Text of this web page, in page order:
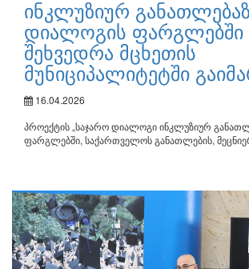
ინკლუზიურ
დიალოგის ფარგლებში
შეხვედრა მცხეთის
მუნიციპალიტეტში
16.04.2026
პროექტის „საჯარო დიალოგი ინკლუზიურ
ფარგლებში, საქართველოს განათლების,